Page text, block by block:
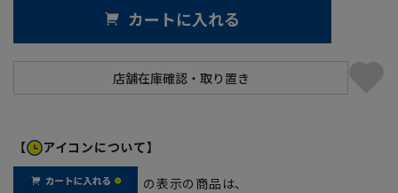
カートに入れる
【 アイコンについて】
の表示の商品は、